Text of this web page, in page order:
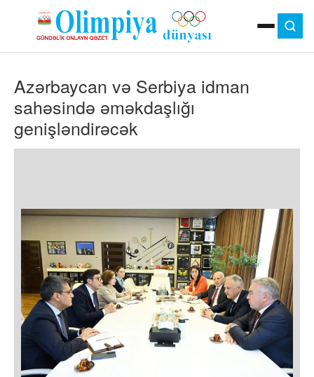
MOK
OLIMPIYA OYUNLARI
ÇAP VERSIYASI
TV
GÜNDƏM
FOTO
Azərbaycan və Serbiya idman
sahəsində əməkdaşlığı
genişləndirəcək